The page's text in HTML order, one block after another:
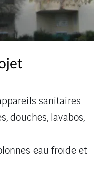
sanitaires
douches, lavabos,
eau froide et